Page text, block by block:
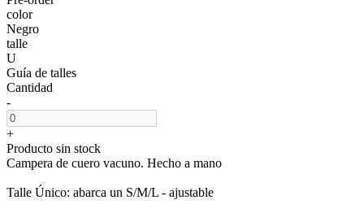
color
Negro
talle
U
Guía de talles
Cantidad
-
+
Producto sin stock
Campera de cuero vacuno. Hecho a mano
Talle Único: abarca un S/M/L - ajustable